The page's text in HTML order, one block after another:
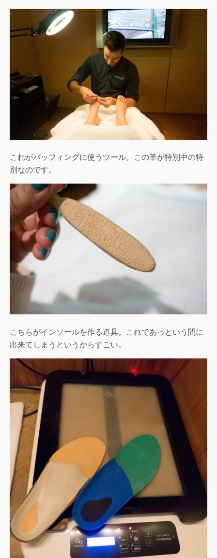
これがバッフィングに使うツール。この革が特別中の特
別なのです。
こちらがインソールを作る道具。これであっという間に
出来てしまうというからすごい。